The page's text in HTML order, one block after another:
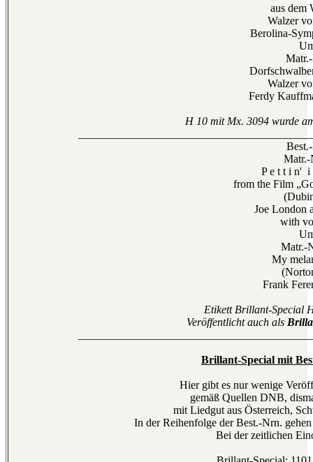
aus dem
Walzer
Berolina-
Walzer
Ferdy
H 10 mit Mx. 3094 wurde
Matr.-
P e t t i n'
from the Film
Joe London
with
Matr.-
My
Frank
Etikett Brillant-Special
Veröffentlicht auch als
Brillant-Special mit
Hier gibt es nur wenige
gemäß Quellen DNB,
mit Liedgut aus Österreich,
In der Reihenfolge der Best.-Nrn.
Bei der zeitlichen